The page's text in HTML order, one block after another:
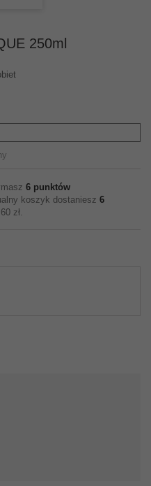
250ml
6 punktów
koszyk dostaniesz 6
zł.